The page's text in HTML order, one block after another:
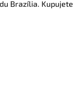
Brazília. Kupujete